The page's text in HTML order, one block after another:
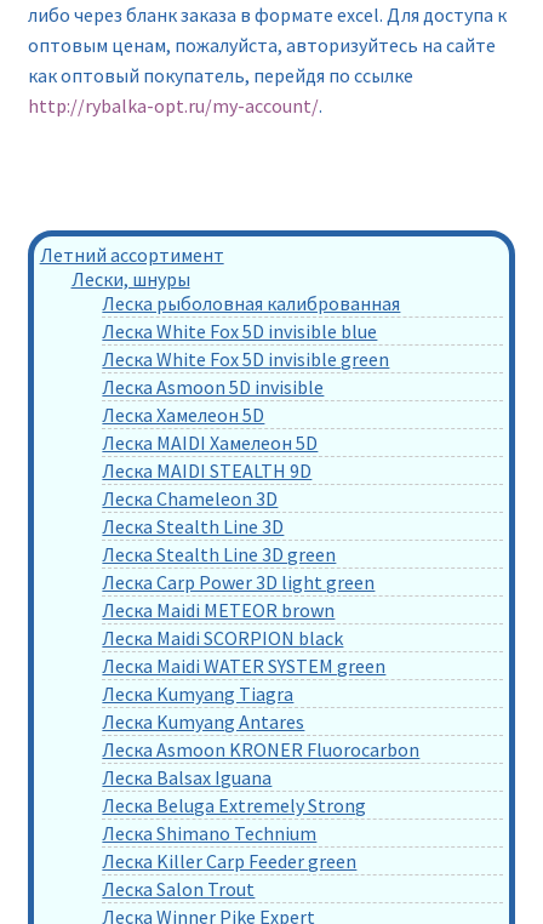
либо через бланк заказа в формате excel. Для доступа к
оптовым ценам, пожалуйста, авторизуйтесь на сайте
как оптовый покупатель, перейдя по ссылке
http://rybalka-opt.ru/my-account/.
Летний ассортимент
Лески, шнуры
Леска рыболовная калиброванная
Леска White Fox 5D invisible blue
Леска White Fox 5D invisible green
Леска Asmoon 5D invisible
Леска Хамелеон 5D
Леска MAIDI Хамелеон 5D
Леска MAIDI STEALTH 9D
Леска Chameleon 3D
Леска Stealth Line 3D
Леска Stealth Line 3D green
Леска Carp Power 3D light green
Леска Maidi METEOR brown
Леска Maidi SCORPION black
Леска Maidi WATER SYSTEM green
Леска Kumyang Tiagra
Леска Kumyang Antares
Леска Asmoon KRONER Fluorocarbon
Леска Balsax Iguana
Леска Beluga Extremely Strong
Леска Shimano Technium
Леска Killer Carp Feeder green
Леска Salon Trout
Леска Winner Pike Expert